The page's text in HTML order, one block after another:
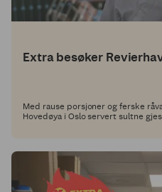
Extra besøker
Med rause porsjoner og ferske
Hovedøya i Oslo servert sultne